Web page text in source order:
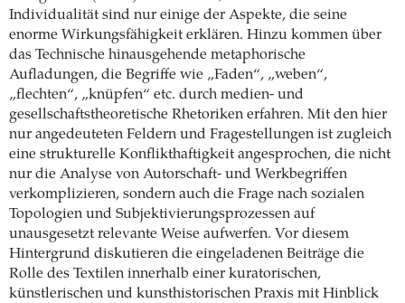
Individualität sind nur einige der Aspekte, die seine
enorme Wirkungsfähigkeit erklären. Hinzu kommen über
das Technische hinausgehende metaphorische
Aufladungen, die Begriffe wie „Faden“, „weben“,
„flechten“, „knüpfen“ etc. durch medien- und
gesellschaftstheoretische Rhetoriken erfahren. Mit den hier
nur angedeuteten Feldern und Fragestellungen ist zugleich
eine strukturelle Konflikthaftigkeit angesprochen, die nicht
nur die Analyse von Autorschaft- und Werkbegriffen
verkomplizieren, sondern auch die Frage nach sozialen
Topologien und Subjektivierungsprozessen auf
unausgesetzt relevante Weise aufwerfen. Vor diesem
Hintergrund diskutieren die eingeladenen Beiträge die
Rolle des Textilen innerhalb einer kuratorischen,
künstlerischen und kunsthistorischen Praxis mit Hinblick